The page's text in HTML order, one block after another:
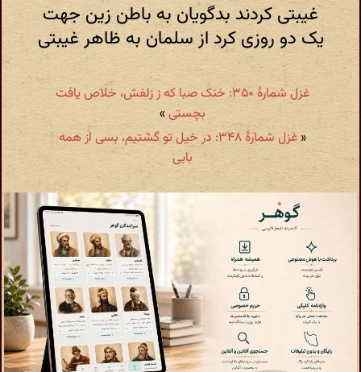
غیبتی کردند بدگویان به باطن زین جهت
یک دو روزی کرد از سلمان به ظاهر غیبتی
غزل شمارهٔ ۳۵۰: خنک صبا که ز زلفش، خلاص یافت
بچستی»
«
غزل شمارهٔ ۳۴۸: در خیل تو گشتیم، بسی از همه
بابی